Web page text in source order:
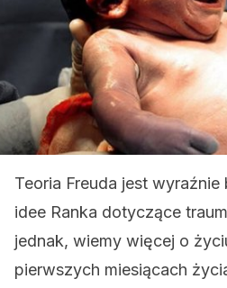
Teoria Freuda jest
idee Ranka dotyczące
jednak, wiemy więcej o
pierwszych miesiącach